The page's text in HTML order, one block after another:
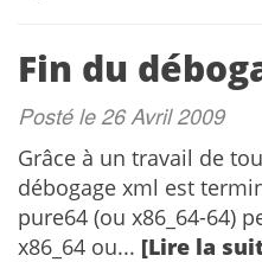
Fin du
Posté le 26 Avril 2009
Grâce à un travail de
débogage xml est
pure64 (ou x86_64-64)
x86_64 ou... [Lire la